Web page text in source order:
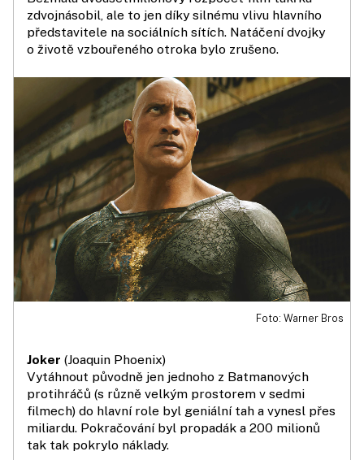
zdvojnásobil, ale to jen díky silnému vlivu hlavního
představitele na sociálních sítích. Natáčení dvojky
o životě vzbouřeného otroka bylo zrušeno.
Foto: Warner Bros
Joker (Joaquin Phoenix)
Vytáhnout původně jen jednoho z Batmanových
protihráčů (s různě velkým prostorem v sedmi
filmech) do hlavní role byl geniální tah a vynesl přes
miliardu. Pokračování byl propadák a 200 milionů
tak tak pokrylo náklady.